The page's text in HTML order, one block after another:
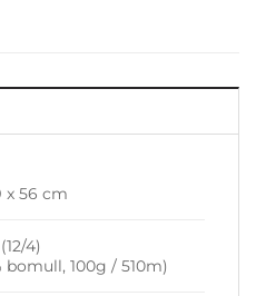
x 56 cm
4)
bomull, 100g / 510m)